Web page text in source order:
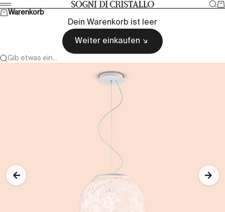
Zum Inhalt springenSogni di cristallo
Menü
Warenkorb
Dein Warenkorb ist leer
Weiter einkaufen
Gib etwas ein...